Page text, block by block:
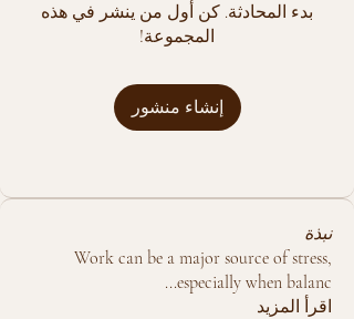
بدء المحادثة. كن أول من ينشر في هذه
المجموعة!
إنشاء منشور
نبذة
Work can be a major source of stress,
especially when balanc
...
اقرأ المزيد